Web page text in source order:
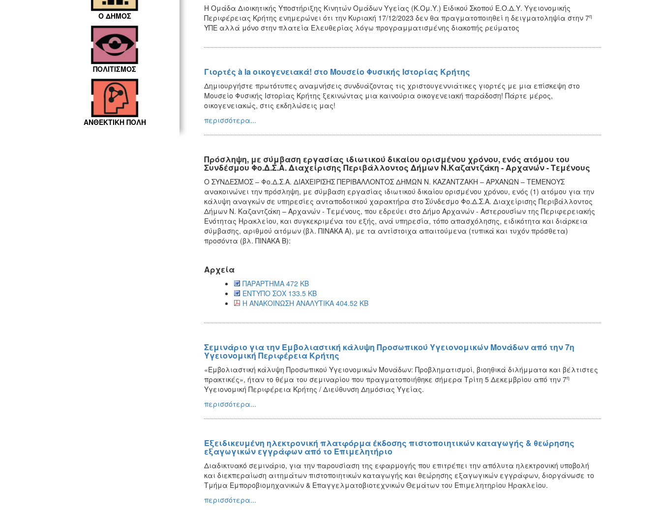
Ο ΔΗΜΟΣ
ΠΟΛΙΤΙΣΜΟΣ
ΑΝΘΕΚΤΙΚΗ ΠΟΛΗ
Η Ομάδα Διοικητικής Υποστήριξης Κινητών Ομάδων Υγείας (Κ.Ομ.Υ.) Ειδικού Σκοπού Ε.Ο.Δ.Υ. Υγειονομικής
Περιφέρειας Κρήτης ενημερώνει ότι την Κυριακή 17/12/2023 δεν θα πραγματοποιηθεί η δειγματοληψία στην 7η
ΥΠΕ αλλά μόνο στην πλατεία Ελευθερίας λόγω προγραμματισμένης διακοπής ρεύματος
Γιορτές à la οικογενειακά! στο Μουσείο Φυσικής Ιστορίας Κρήτης
Δημιουργήστε πρωτότυπες αναμνήσεις συνδυάζοντας τις χριστουγεννιάτικες γιορτές με μια επίσκεψη στο
Μουσείο Φυσικής Ιστορίας Κρήτης ξεκινώντας μια καινούρια οικογενειακή παράδοση! Πάρτε μέρος,
οικογενειακώς, στις εκδηλώσεις μας!
περισσότερα...
Πρόσληψη, με σύμβαση εργασίας ιδιωτικού δικαίου ορισμένου χρόνου, ενός ατόμου του
Συνδέσμου Φο.Δ.Σ.Α. Διαχείρισης Περιβάλλοντος Δήμων Ν.Καζαντζάκη - Αρχανών - Τεμένους
Ο ΣΥΝΔΕΣΜΟΣ – Φο.Δ.Σ.Α. ΔΙΑΧΕΙΡΙΣΗΣ ΠΕΡΙΒΑΛΛΟΝΤΟΣ ΔΗΜΩΝ Ν. ΚΑΖΑΝΤΖΑΚΗ – ΑΡΧΑΝΩΝ – ΤΕΜΕΝΟΥΣ
ανακοινώνει την πρόσληψη, με σύμβαση εργασίας ιδιωτικού δικαίου ορισμένου χρόνου, ενός (1) ατόμου για την
κάλυψη αναγκών σε υπηρεσίες ανταποδοτικού χαρακτήρα στο Σύνδεσμο Φο.Δ.Σ.Α. Διαχείρισης Περιβάλλοντος
Δήμων Ν. Καζαντζάκη – Αρχανών - Τεμένους, που εδρεύει στο Δήμο Αρχανών - Αστερουσίων της Περιφερειακής
Ενότητας Ηρακλείου, και συγκεκριμένα του εξής, ανά υπηρεσία, τόπο απασχόλησης, ειδικότητα και διάρκεια
σύμβασης, αριθμού ατόμων (βλ. ΠΙΝΑΚΑ Α), με τα αντίστοιχα απαιτούμενα (τυπικά και τυχόν πρόσθετα)
προσόντα (βλ. ΠΙΝΑΚΑ Β):
Αρχεία
ΠΑΡΑΡΤΗΜΑ 472 KB
ΕΝΤΥΠΟ ΣΟΧ 133.5 KB
Η ΑΝΑΚΟΙΝΩΣΗ ΑΝΑΛΥΤΙΚΑ 404.52 KB
Σεμινάριο για την Εμβολιαστική κάλυψη Προσωπικού Υγειονομικών Μονάδων από την 7η
Υγειονομική Περιφέρεια Κρήτης
«Εμβολιαστική κάλυψη Προσωπικού Υγειονομικών Μονάδων: Προβληματισμοί, βιοηθικά διλήμματα και βέλτιστες
πρακτικές», ήταν το θέμα του σεμιναρίου που πραγματοποιήθηκε σήμερα Τρίτη 5 Δεκεμβρίου από την 7η
Υγειονομική Περιφέρεια Κρήτης / Διεύθυνση Δημόσιας Υγείας.
περισσότερα...
Εξειδικευμένη ηλεκτρονική πλατφόρμα έκδοσης πιστοποιητικών καταγωγής & θεώρησης
εξαγωγικών εγγράφων από το Επιμελητήριο
Διαδικτυακό σεμινάριο, για την παρουσίαση της εφαρμογής που επιτρέπει την απόλυτα ηλεκτρονική υποβολή
και διεκπεραίωση αιτημάτων πιστοποιητικών καταγωγής και θεώρησης εξαγωγικών εγγράφων, διοργάνωσε το
Τμήμα Εμποροβιομηχανικών & Επαγγελματοβιοτεχνικών Θεμάτων του Επιμελητηρίου Ηρακλείου.
περισσότερα...